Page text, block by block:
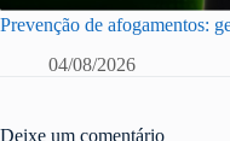
Prevenção de afogamentos:
04/08/2026
Deixe um comentário